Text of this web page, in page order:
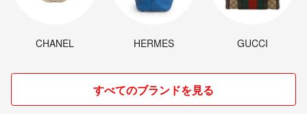
CHANEL HERMES GUCCI
すべてのブランドを見る